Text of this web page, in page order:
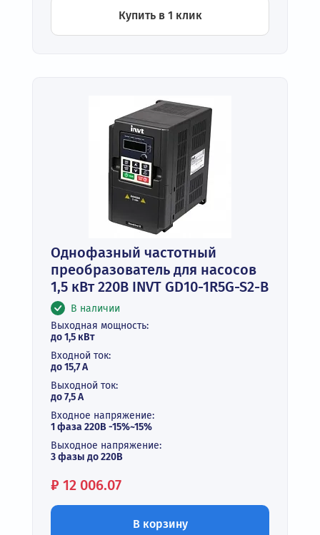
Купить в 1 клик
Однофазный частотный
преобразователь для насосов
1,5 кВт 220В INVT GD10-1R5G-S2-B
В наличии
Выходная мощность:
до 1,5 кВт
Входной ток:
до 15,7 А
Выходной ток:
до 7,5 А
Входное напряжение:
1 фаза 220В -15%~15%
Выходное напряжение:
3 фазы до 220В
Цена:
₽ 12 006.07
В корзину